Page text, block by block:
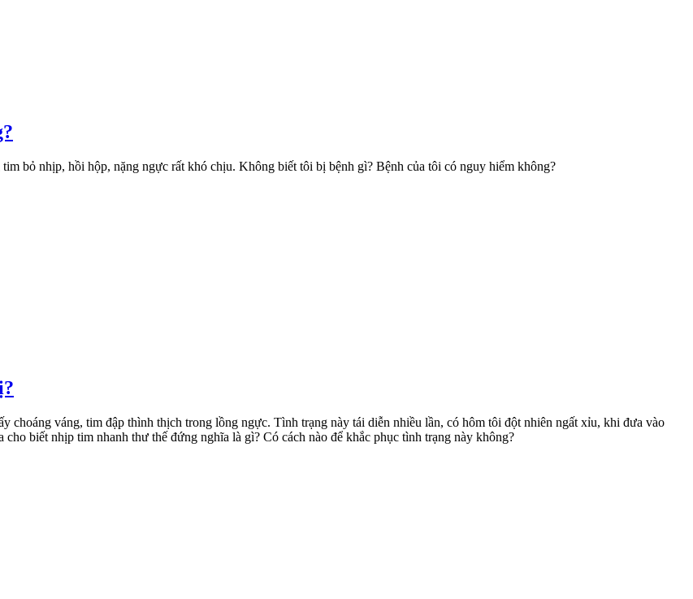
bỏ nhịp, hồi hộp, nặng ngực rất khó chịu. Không biết tôi bị bệnh gì? Bệnh của tôi có nguy hiểm không?
choáng váng, tim đập thình thịch trong lồng ngực. Tình trạng này tái diễn nhiều lần, có hôm tôi đột nhiên ngất xỉu, khi đưa vào
biết nhịp tim nhanh thư thế đứng nghĩa là gì? Có cách nào để khắc phục tình trạng này không?